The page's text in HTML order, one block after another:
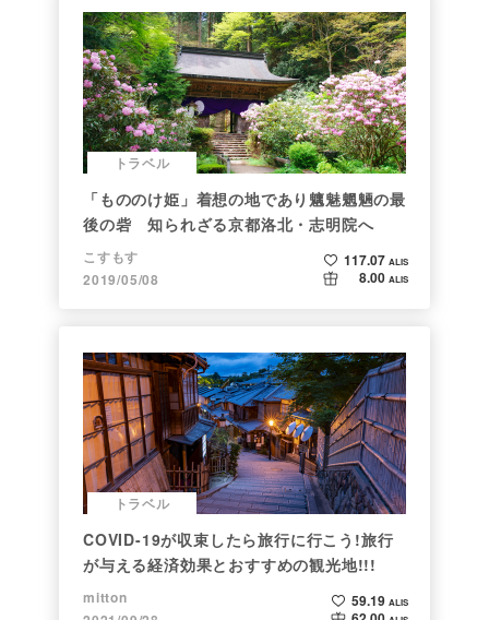
トラベル
「もののけ姫」着想の地であり魑魅魍魎の最
後の砦 知られざる京都洛北・志明院へ
こすもす
2019/05/08
117.07 ALIS
8.00 ALIS
トラベル
COVID-19が収束したら旅行に行こう!旅行
が与える経済効果とおすすめの観光地!!!
mitton
59.19 ALIS